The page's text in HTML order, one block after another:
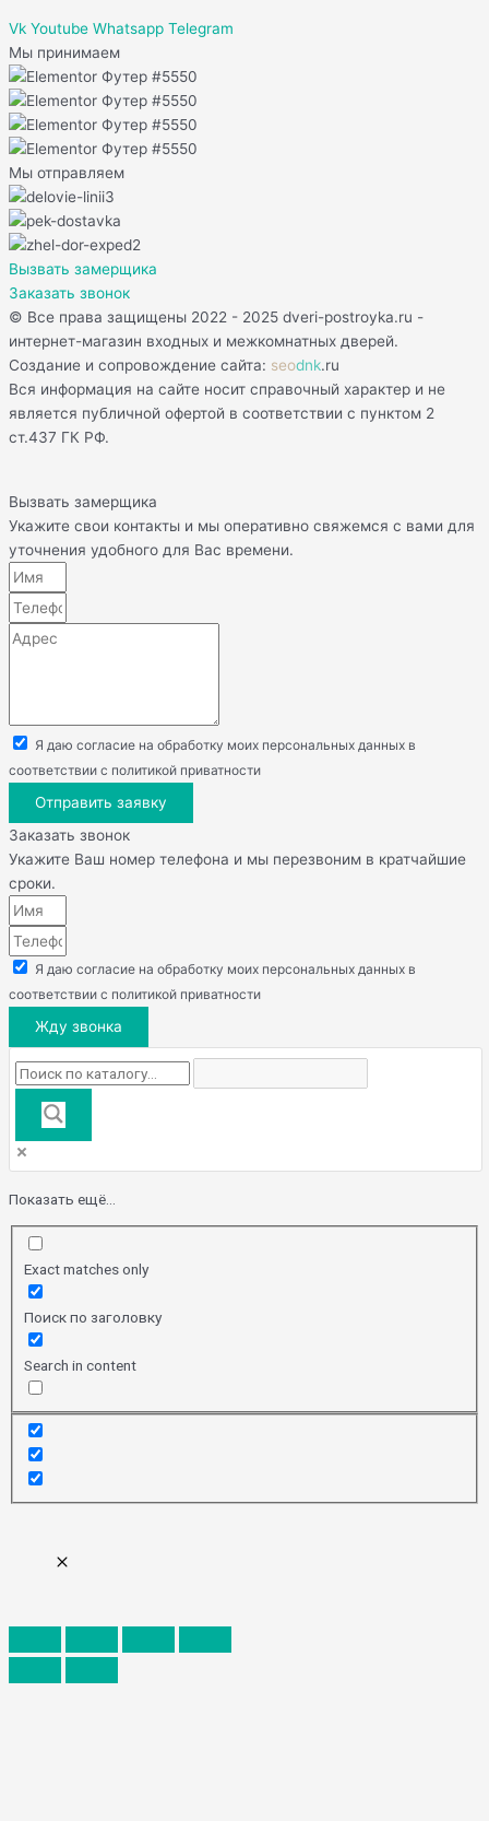
Vk Youtube Whatsapp Telegram
Мы принимаем
Мы отправляем
Вызвать замерщика
Заказать звонок
© Все права защищены 2022 - 2025 dveri-postroyka.ru -
интернет-магазин входных и межкомнатных дверей.
Создание и сопровождение сайта: seodnk.ru
Вся информация на сайте носит справочный характер и не
является публичной офертой в соответствии с пунктом 2
ст.437 ГК РФ.
Вызвать замерщика
Укажите свои контакты и мы оперативно свяжемся с вами для
уточнения удобного для Вас времени.
Я даю согласие на обработку моих персональных данных в
соответствии с политикой приватности
Отправить заявку
Заказать звонок
Укажите Ваш номер телефона и мы перезвоним в кратчайшие
сроки.
Я даю согласие на обработку моих персональных данных в
соответствии с политикой приватности
Жду звонка
Показать ещё...
Exact matches only
Поиск по заголовку
Search in content